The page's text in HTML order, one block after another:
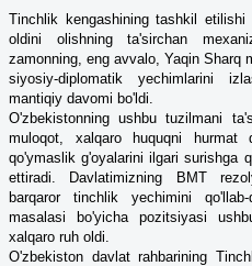
Tinchlik kengashining tashkil etilishi
oldini olishning ta'sirchan
zamonning, eng avvalo, Yaqin Sharq
siyosiy-diplomatik yechimlarini
mantiqiy davomi bo'ldi.
O'zbekistonning ushbu tuzilmani
muloqot, xalqaro huquqni
qo'ymaslik g'oyalarini ilgari surishga
ettiradi. Davlatimizning BMT
barqaror tinchlik yechimini
masalasi bo'yicha pozitsiyasi
xalqaro ruh oldi.
O'zbekiston davlat rahbarining